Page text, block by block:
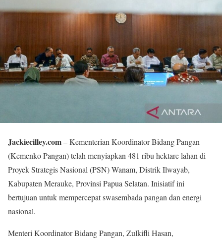
Jackiecilley.com– Kementerian Koordinator Bidang Pangan
(Kemenko Pangan) telah menyiapkan 481 ribu hektare lahan di
Proyek Strategis Nasional (PSN) Wanam, Distrik Ilwayab,
Kabupaten Merauke, Provinsi Papua Selatan. Inisiatif ini
bertujuan untuk mempercepat swasembada pangan dan energi
nasional.
Menteri Koordinator Bidang Pangan, Zulkifli Hasan,